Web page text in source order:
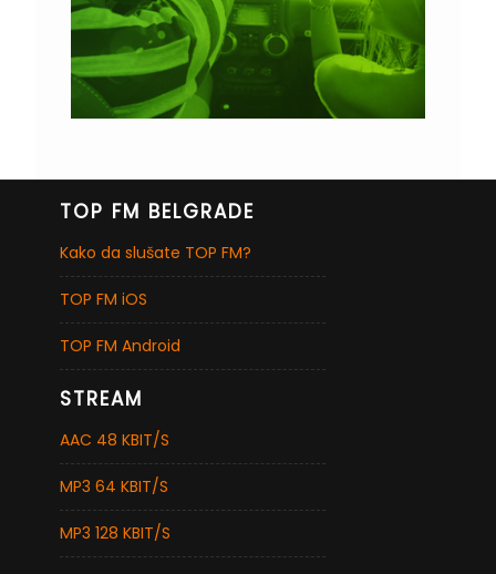
TOP FM BELGRADE
Kako da slušate TOP FM?
TOP FM iOS
TOP FM Android
STREAM
AAC 48 KBIT/S
MP3 64 KBIT/S
MP3 128 KBIT/S